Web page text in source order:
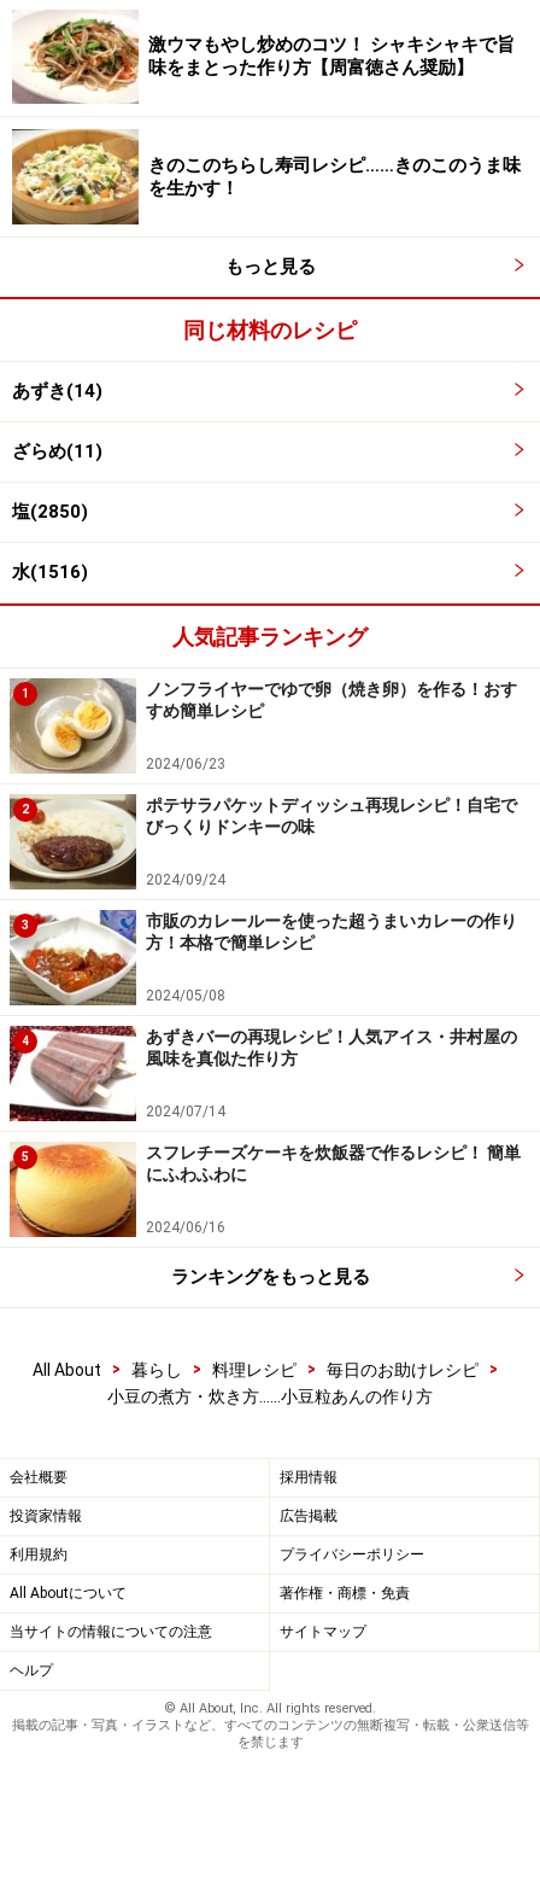
4
鍋に小豆と水1000cc入れて中火にかける
鍋に小豆と水1000ccほど入れて中火で煮る。
5
途中、こまめにアクを取り除く
小豆が顔を出さないように水を足しつつ、こまめにアク
激ウマもやし炒めのコツ！ シャキシャキで旨
味をまとった作り方【周富徳さん奨励】
きのこのちらし寿司レシピ……きのこのうま味
を生かす！
もっと見る
同じ材料のレシピ
あずき(14)
ざらめ(11)
塩(2850)
水(1516)
人気記事ランキング
1
ノンフライヤーでゆで卵（焼き卵）を作る！おす
すめ簡単レシピ
2024/06/23
2
ポテサラパケットディッシュ再現レシピ！自宅で
びっくりドンキーの味
2024/09/24
3
市販のカレールーを使った超うまいカレーの作り
方！本格で簡単レシピ
2024/05/08
4
あずきバーの再現レシピ！人気アイス・井村屋の
風味を真似た作り方
2024/07/14
5
スフレチーズケーキを炊飯器で作るレシピ！ 簡単
にふわふわに
2024/06/16
ランキングをもっと見る
All About > 暮らし > 料理レシピ > 毎日のお助けレシピ
>
小豆の煮方・炊き方……小豆粒あんの作り方
会社概要 採用情報
投資家情報 広告掲載
利用規約 プライバシーポリシー
All Aboutについて 著作権・商標・免責
当サイトの情報についての注意 サイトマップ
ヘルプ
© All About, Inc. All rights reserved.
掲載の記事・写真・イラストなど、すべてのコンテンツの無断複写・転載・公衆送信等
を禁じます